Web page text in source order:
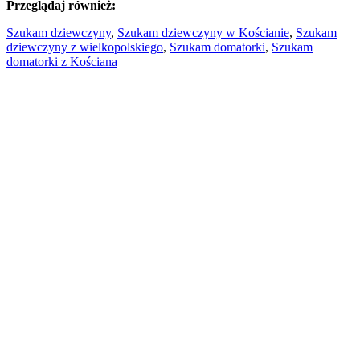
Przeglądaj również:
Szukam dziewczyny, Szukam dziewczyny w Kościanie, Szukam
dziewczyny z wielkopolskiego, Szukam domatorki, Szukam
domatorki z Kościana